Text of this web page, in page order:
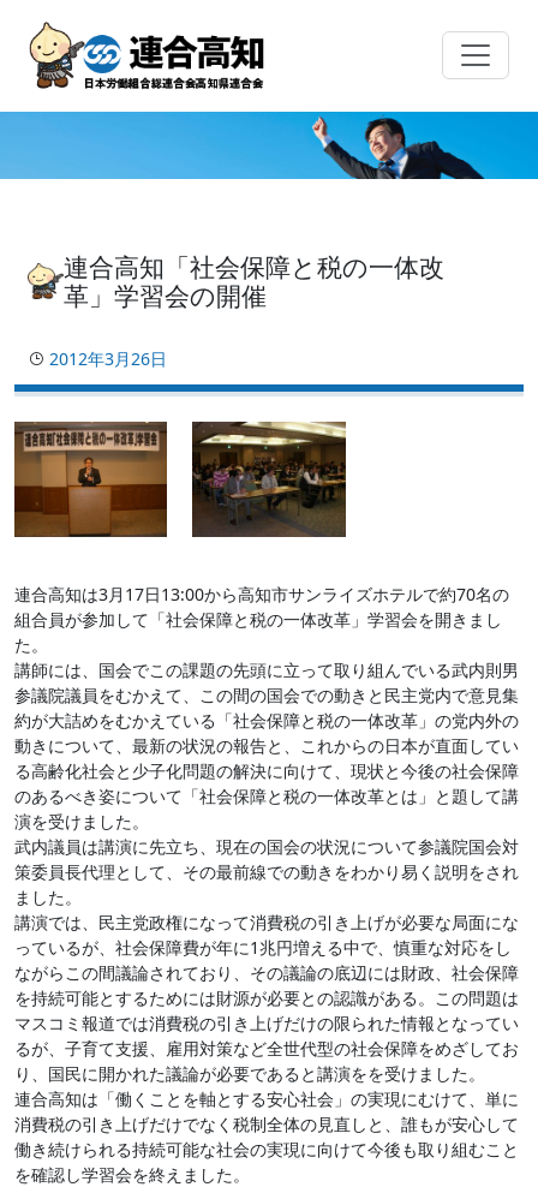
content
連合高知「社会保障と税の一体改
革」学習会の開催
2012年3月26日
連合高知は3月17日13:00から高知市サンライズホテルで約70名の
組合員が参加して「社会保障と税の一体改革」学習会を開きまし
た。
講師には、国会でこの課題の先頭に立って取り組んでいる武内則男
参議院議員をむかえて、この間の国会での動きと民主党内で意見集
約が大詰めをむかえている「社会保障と税の一体改革」の党内外の
動きについて、最新の状況の報告と、これからの日本が直面してい
る高齢化社会と少子化問題の解決に向けて、現状と今後の社会保障
のあるべき姿について「社会保障と税の一体改革とは」と題して講
演を受けました。
武内議員は講演に先立ち、現在の国会の状況について参議院国会対
策委員長代理として、その最前線での動きをわかり易く説明をされ
ました。
講演では、民主党政権になって消費税の引き上げが必要な局面にな
っているが、社会保障費が年に1兆円増える中で、慎重な対応をし
ながらこの間議論されており、その議論の底辺には財政、社会保障
を持続可能とするためには財源が必要との認識がある。この問題は
マスコミ報道では消費税の引き上げだけの限られた情報となってい
るが、子育て支援、雇用対策など全世代型の社会保障をめざしてお
り、国民に開かれた議論が必要であると講演をを受けました。
連合高知は「働くことを軸とする安心社会」の実現にむけて、単に
消費税の引き上げだけでなく税制全体の見直しと、誰もが安心して
働き続けられる持続可能な社会の実現に向けて今後も取り組むこと
を確認し学習会を終えました。